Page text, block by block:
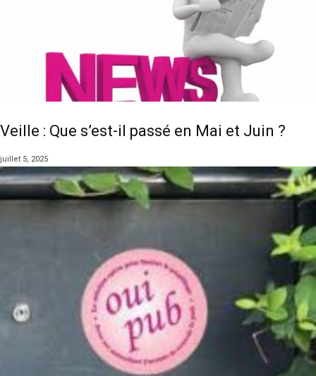
Veille : Que s’est-il passé en Mai et Juin ?
juillet 5, 2025